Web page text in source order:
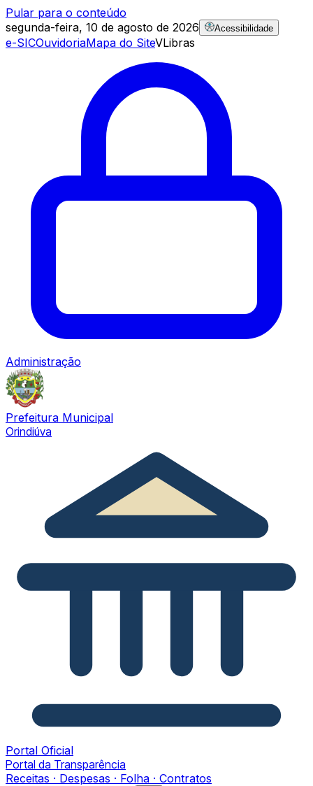
Pular para o conteúdo
segunda-feira, 10 de agosto de 2026
Acessibilidade
e-SICOuvidoriaMapa do SiteVLibras
Administração
Prefeitura Municipal
Orindiúva
Portal Oficial
Portal da Transparência
Receitas · Despesas · Folha · Contratos